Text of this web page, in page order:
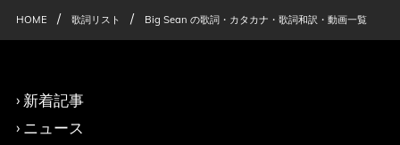
HOME / 歌詞リスト / Big Sean の歌詞・カタカナ・歌詞和訳・動画一覧
新着記事
ニュース